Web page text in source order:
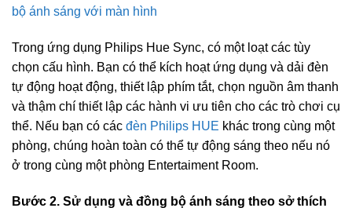
bộ ánh sáng với màn hình
Trong ứng dụng Philips Hue Sync, có một loạt các tùy
chọn cấu hình. Bạn có thể kích hoạt ứng dụng và dải đèn
tự động hoạt động, thiết lập phím tắt, chọn nguồn âm thanh
và thậm chí thiết lập các hành vi ưu tiên cho các trò chơi cụ
thể. Nếu bạn có các đèn Philips HUE khác trong cùng một
phòng, chúng hoàn toàn có thể tự động sáng theo nếu nó
ở trong cùng một phòng Entertaiment Room.
Bước 2. Sử dụng và đồng bộ ánh sáng theo sở thích